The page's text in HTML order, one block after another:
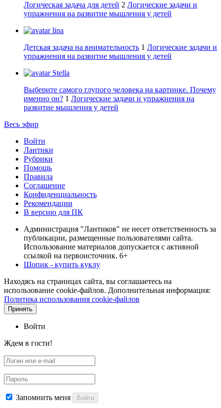
Логическая задача для детей 2 Логические задачи и
упражнения на развитие мышления у детей
lina
Детская задача на внимательность 1 Логические задачи и
упражнения на развитие мышления у детей
Stella
Выберите самого глупого человека на картинке. Почему
именно он? 1 Логические задачи и упражнения на
развитие мышления у детей
Весь эфир
Войти
Лантики
Рубрики
Помощь
Правила
Соглашение
Конфиденциальность
Рекомендации
В версию для ПК
Администрация "Лантиков" не несет ответственность за
публикации, размещенные пользователями сайта.
Использование материалов допускается с активной
ссылкой на первоисточник. 6+
Шопик - купить куклу
Находясь на страницах сайта, вы соглашаетесь на
использование cookie-файлов. Дополнительная информация:
Политика использования cookie-файлов
Принять
Войти
Ждем в гости!
Запомнить меня Войти